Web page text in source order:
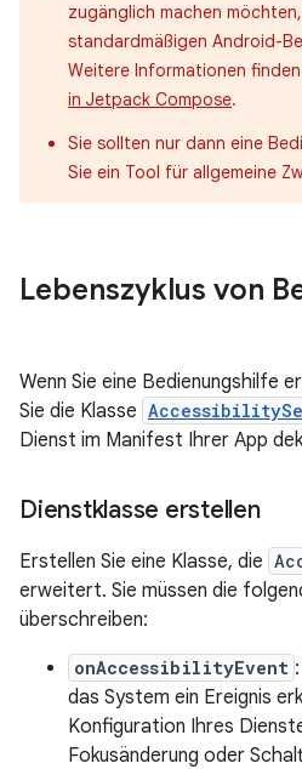
zugänglich machen
standardmäßigen Android-
Weitere Informationen
in Jetpack Compose.
Sie sollten nur dann eine
Sie ein Tool für allgemeine
Lebenszyklus von
Wenn Sie eine Bedienungshilfe
Sie die Klasse
Dienst im Manifest Ihrer App
Dienstklasse erstellen
Erstellen Sie eine Klasse, die
erweitert. Sie müssen die
überschreiben:
onAccessibilityEvent
das System ein Ereignis
Konfiguration Ihres
Fokusänderung oder